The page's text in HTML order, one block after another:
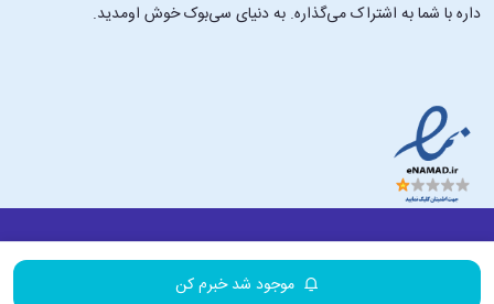
موجود شد خبرم کن
داره با شما به اشتراک می‌گذاره. به دنیای سی‌بوک خوش اومدید.
درباره ۳۰بوک تماس با ما